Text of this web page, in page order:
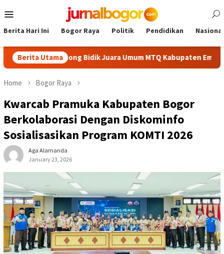
to
Menu
Berita Hari Ini Bogor Raya Politik Pendidikan Nasional
Berita Utama
Cibinong Bidik Juara Umum MTQ Kabupaten Empat Kali
Home Bogor Raya
Kwarcab Pramuka Kabupaten Bogor
Berkolaborasi Dengan Diskominfo
Sosialisasikan Program KOMTI 2026
Aga Alamanda
January 23, 2026